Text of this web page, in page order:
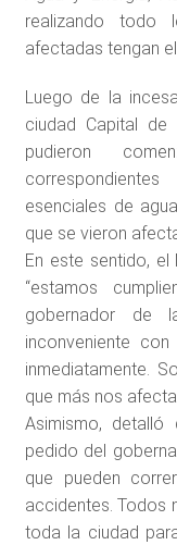
realizando todo
afectadas tengan
Luego de la
ciudad Capital
pudieron
esenciales de
que se vieron
En este sentido,
“estamos
gobernador de
inconveniente
inmediatamente.
que más nos
Asimismo,
pedido del
que pueden
accidentes. Todos
toda la ciudad